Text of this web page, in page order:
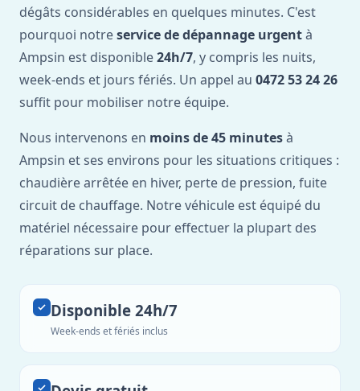
dégâts considérables en quelques minutes. C'est
pourquoi notreservice de dépannage urgentà
Ampsin est disponible24h/7, y compris les nuits,
week-ends et jours fériés. Un appel au 0472 53 24 26
suffit pour mobiliser notre équipe.
Nous intervenons en moins de 45 minutesà
Ampsin et ses environs pour les situations critiques :
chaudière arrêtée en hiver, perte de pression, fuite
circuit de chauffage. Notre véhicule est équipé du
matériel nécessaire pour effectuer la plupart des
réparations sur place.
Disponible 24h/7
Week-ends et fériés inclus